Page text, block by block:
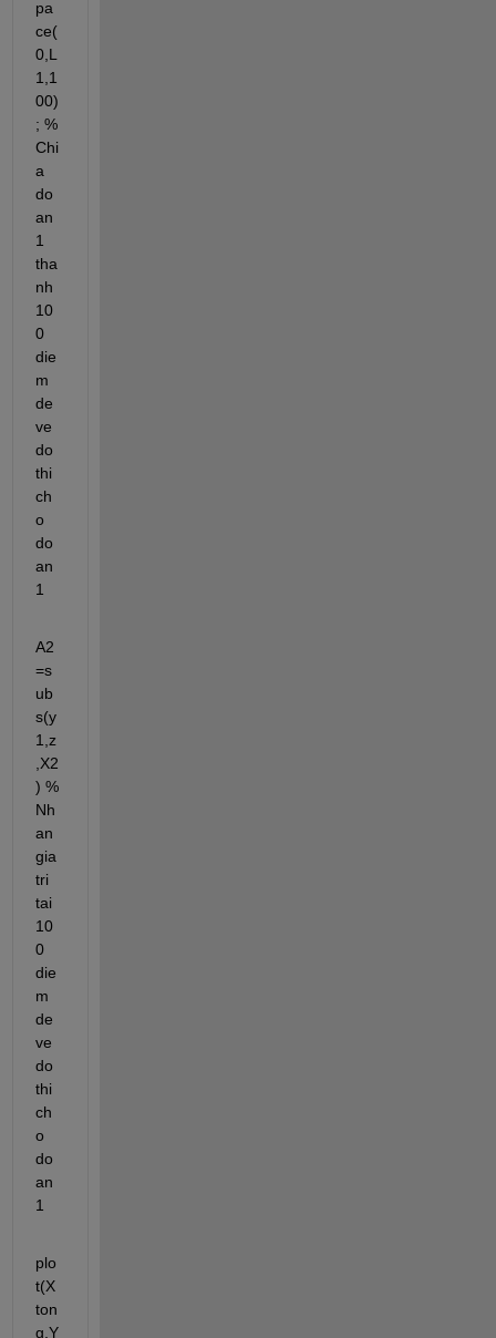
pa
ce(
0,L
1,1
00)
; %
Chi
a
do
an
1
tha
nh
10
0
die
m
de
ve
do
thi
ch
o
do
an
1
A2
=s
ub
s(y
1,z
,X2
) %
Nh
an
gia
tri
tai
10
0
die
m
de
ve
do
thi
ch
o
do
an
1
plo
t(X
ton
g,Y